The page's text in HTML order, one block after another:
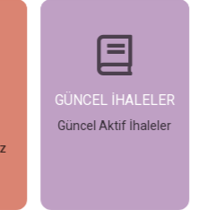
GÜNCEL İHALELER
Güncel Aktif İhaleler